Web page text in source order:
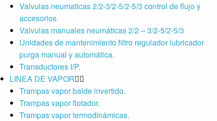
Valvulas neumaticas 2/2-3/2-5/2-5/3 control de flujo y
accesorios
Valvulas manuales neumáticas 2/2 – 3/2-5/2-5/3
Unidades de mantenimiento filtro regulador lubricador
purga manual y automática.
Transductores I/P.
LINEA DE VAPOR
Trampas vapor balde invertido.
Trampas vapor flotador.
Trampas vapor termodinámicas.